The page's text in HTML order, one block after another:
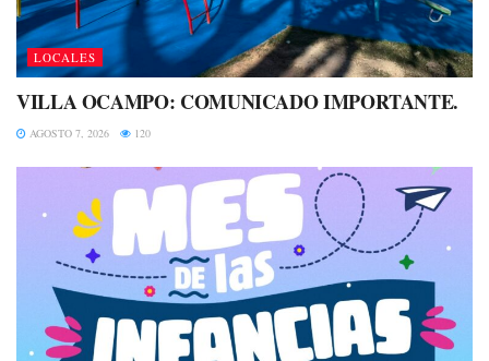
LOCALES
VILLA OCAMPO: COMUNICADO IMPORTANTE.
AGOSTO 7, 2026 120